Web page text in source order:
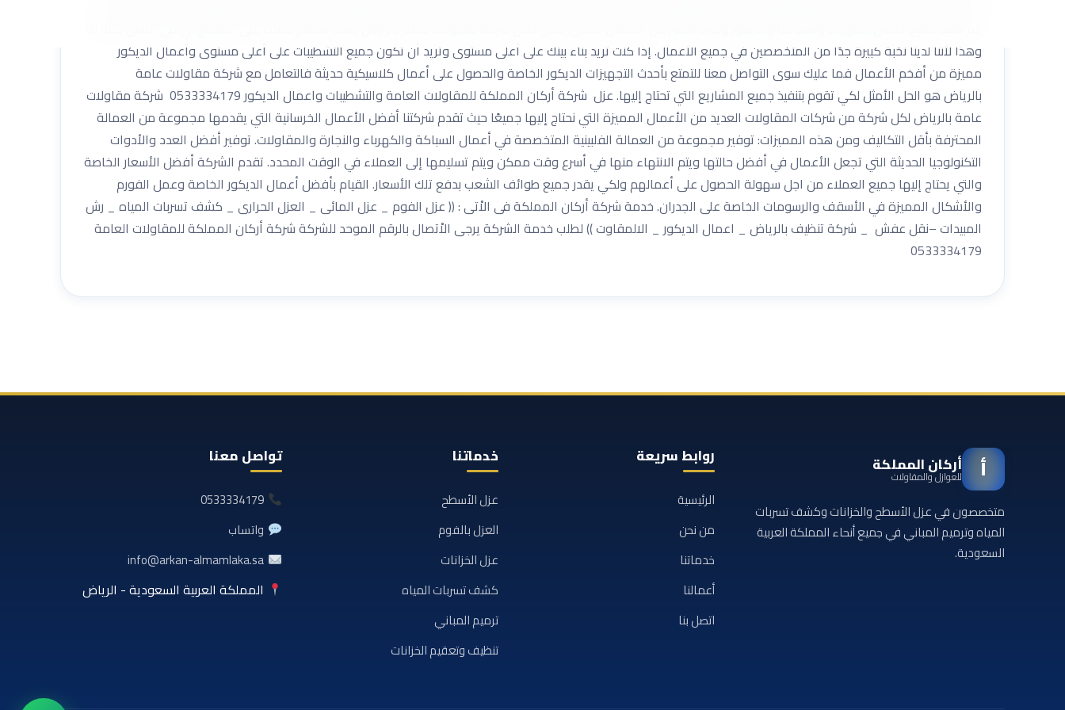
وهذا لأننا لدينا نخبة كبيرة جدًا من المتخصصين في جميع الأعمال. إذا كنت تريد بناء بيتك على أعلى مستوى وتريد أن تكون جميع التشطيبات على أعلى مستوى وأعمال الديكور
مميزة من أفخم الأعمال فما عليك سوى التواصل معنا للتمتع بأحدث التجهيزات الديكور الخاصة والحصول على أعمال كلاسيكية حديثة فالتعامل مع شركة مقاولات عامة
بالرياض هو الحل الأمثل لكي تقوم بتنفيذ جميع المشاريع التي تحتاج إليها. عزل شركة أركان المملكة للمقاولات العامة والتشطيبات واعمال الديكور 0533334179 شركة مقاولات
عامة بالرياض لكل شركة من شركات المقاولات العديد من الأعمال المميزة التي نحتاج إليها جميعًا حيث تقدم شركتنا أفضل الأعمال الخرسانية التي يقدمها مجموعة من العمالة
المحترفة بأقل التكاليف ومن هذه المميزات: توفير مجموعة من العمالة الفلبينية المتخصصة في أعمال السباكة والكهرباء والنجارة والمقاولات. توفير أفضل العدد والأدوات
التكنولوجيا الحديثة التي تجعل الأعمال في أفضل حالتها ويتم الانتهاء منها في أسرع وقت ممكن ويتم تسليمها إلى العملاء في الوقت المحدد. تقدم الشركة أفضل الأسعار الخاصة
والتي يحتاج إليها جميع العملاء من اجل سهولة الحصول على أعمالهم ولكي يقدر جميع طوائف الشعب بدفع تلك الأسعار. القيام بأفضل أعمال الديكور الخاصة وعمل الفورم
والأشكال المميزة في الأسقف والرسومات الخاصة على الجدران. خدمة شركة أركان المملكة فى الاْتى : (( عزل الفوم _ عزل المائى _ العزل الحرارى _ كشف تسربات المياه _ رش
المبيدات –نقل عفش _ شركة تنظيف بالرياض _ اعمال الديكور _ الالمقاوت )) لطلب خدمة الشركة يرجى الاْتصال بالرقم الموحد للشركة شركة أركان المملكة للمقاولات العامة
0533334179
أ أركان المملكة
للعوازل والمقاولات
متخصصون في عزل الأسطح والخزانات وكشف تسربات
المياه وترميم المباني في جميع أنحاء المملكة العربية
السعودية.
روابط سريعة
الرئيسية
من نحن
خدماتنا
أعمالنا
اتصل بنا
خدماتنا
عزل الأسطح
العزل بالفوم
عزل الخزانات
كشف تسربات المياه
ترميم المباني
تنظيف وتعقيم الخزانات
تواصل معنا
0533334179
واتساب
info@arkan-almamlaka.sa
المملكة العربية السعودية - الرياض